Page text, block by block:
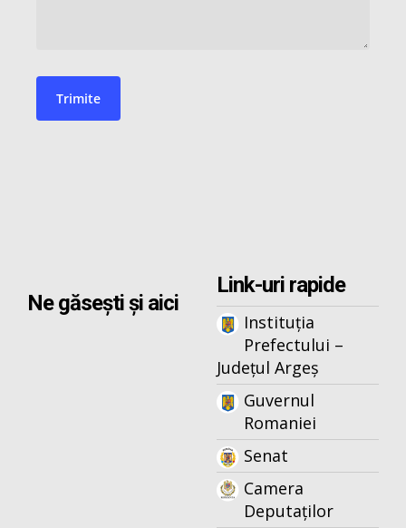
Ne găsești și aici
Link-uri rapide
Instituția
Prefectului –
Județul Argeș
Guvernul
Romaniei
Senat
Camera
Deputaților